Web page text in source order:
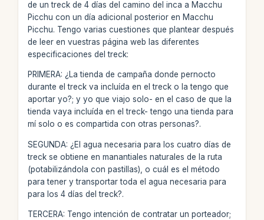
de un treck de 4 días del camino del inca a Macchu
Picchu con un día adicional posterior en Macchu
Picchu. Tengo varias cuestiones que plantear después
de leer en vuestras página web las diferentes
especificaciones del treck:
PRIMERA: ¿La tienda de campaña donde pernocto
durante el treck va incluída en el treck o la tengo que
aportar yo?; y yo que viajo solo- en el caso de que la
tienda vaya incluída en el treck- tengo una tienda para
mí solo o es compartida con otras personas?.
SEGUNDA: ¿El agua necesaria para los cuatro días de
treck se obtiene en manantiales naturales de la ruta
(potabilizándola con pastillas), o cuál es el método
para tener y transportar toda el agua necesaria para
para los 4 días del treck?.
TERCERA: Tengo intención de contratar un porteador;